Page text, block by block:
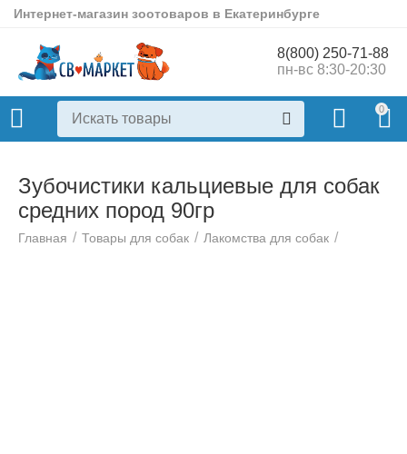
Интернет-магазин зоотоваров в Екатеринбурге
8(800) 250-71-88
пн-вс 8:30-20:30
0
Зубочистики кальциевые для собак
средних пород 90гр
Главная / Товары для собак / Лакомства для собак /